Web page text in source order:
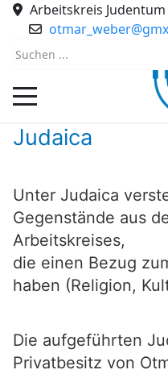
Arbeitskreis Judentum
Mobile Menu Toggle
Judaica
Unter Judaica
Gegenstände aus
Arbeitskreises,
die einen Bezug
haben (Religion,
Die aufgeführten
Privatbesitz von